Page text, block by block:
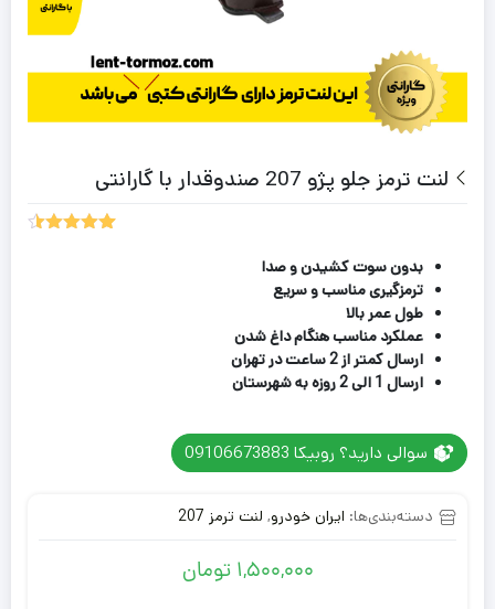
لنت ترمز جلو پژو 207 صندوقدار با گارانتی
بدون سوت کشیدن و صدا
ترمزگیری مناسب و سریع
طول عمر بالا
عملکرد مناسب هنگام داغ شدن
ارسال کمتر از 2 ساعت در تهران
ارسال 1 الی 2 روزه به شهرستان
سوالی دارید؟ روبیکا 09106673883
دسته‌بندی‌ها: ایران خودرو, لنت ترمز 207
1,500,000 تومان